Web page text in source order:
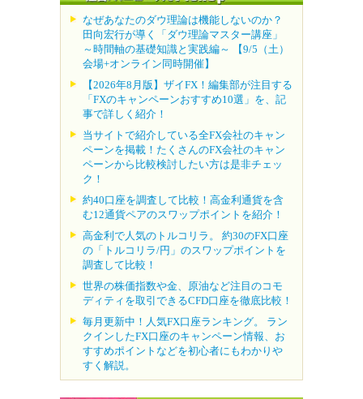
なぜあなたのダウ理論は機能しないのか？
田向宏行が導く「ダウ理論マスター講座」
～時間軸の基礎知識と実践編～ 【9/5（土）
会場+オンライン同時開催】
【2026年8月版】ザイFX！編集部が注目する
「FXのキャンペーンおすすめ10選」を、記
事で詳しく紹介！
当サイトで紹介している全FX会社のキャン
ペーンを掲載！たくさんのFX会社のキャン
ペーンから比較検討したい方は是非チェッ
ク！
約40口座を調査して比較！高金利通貨を含
む12通貨ペアのスワップポイントを紹介！
高金利で人気のトルコリラ。 約30のFX口座
の「トルコリラ/円」のスワップポイントを
調査して比較！
世界の株価指数や金、原油など注目のコモ
ディティを取引できるCFD口座を徹底比較！
毎月更新中！人気FX口座ランキング。 ラン
クインしたFX口座のキャンペーン情報、お
すすめポイントなどを初心者にもわかりや
すく解説。